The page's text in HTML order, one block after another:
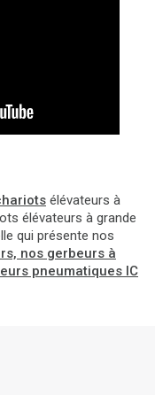
élévateurs à
élévateurs à grande
qui présente nos
nos gerbeurs à
pneumatiques IC